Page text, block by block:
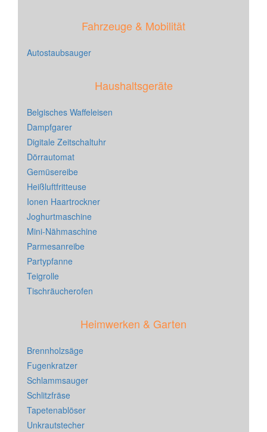
Fahrzeuge & Mobilität
Autostaubsauger
Haushaltsgeräte
Belgisches Waffeleisen
Dampfgarer
Digitale Zeitschaltuhr
Dörrautomat
Gemüsereibe
Heißluftfritteuse
Ionen Haartrockner
Joghurtmaschine
Mini-Nähmaschine
Parmesanreibe
Partypfanne
Teigrolle
Tischräucherofen
Heimwerken & Garten
Brennholzsäge
Fugenkratzer
Schlammsauger
Schlitzfräse
Tapetenablöser
Unkrautstecher